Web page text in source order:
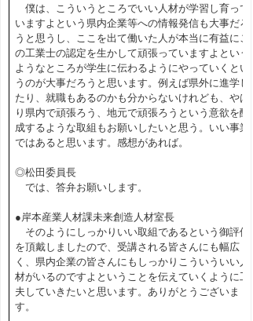
僕は、こういうところでいい人材が学習し育って
いますよという県内企業等への情報発信も大事だろ
うと思うし、ここを出て働いた人が本当に有益にこ
の工業士の認定を生かして頑張っていますよという
ようなところが学生に伝わるようにやっていくとい
うのが大事だろうと思います。例えば県外に進学し
たり、就職もあるのかも分からないけれども、やは
り県内で頑張ろう、地元で頑張ろうという意欲を醸
成するような取組もお願いしたいと思う。いい事業
ではあると思います。感想があれば。
◎松田委員長
では、答弁お願いします。
●岸本産業人材課未来創造人材室長
そのようにしっかりいい取組であるという御評価
を頂戴しましたので、受講される皆さんにも幅広
く、県内企業の皆さんにもしっかりこういういい人
材がいるのですよということを伝えていくように工
夫していきたいと思います。ありがとうございま
す。